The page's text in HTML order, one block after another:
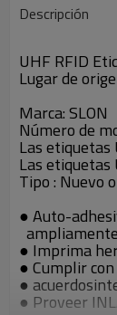
Descripción
UHF RFID
Lugar de
Marca: SLON
Número de
Las etiquetas
Las etiquetas
Tipo : Nuevo
● Auto-
● Imprima
● Cumplir
●
● Proveer